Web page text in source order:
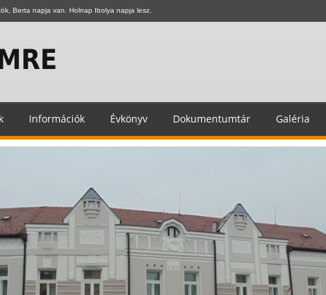
Berta napja van. Holnap Ibolya napja lesz.
Információk Évkönyv Dokumentumtár Galéria